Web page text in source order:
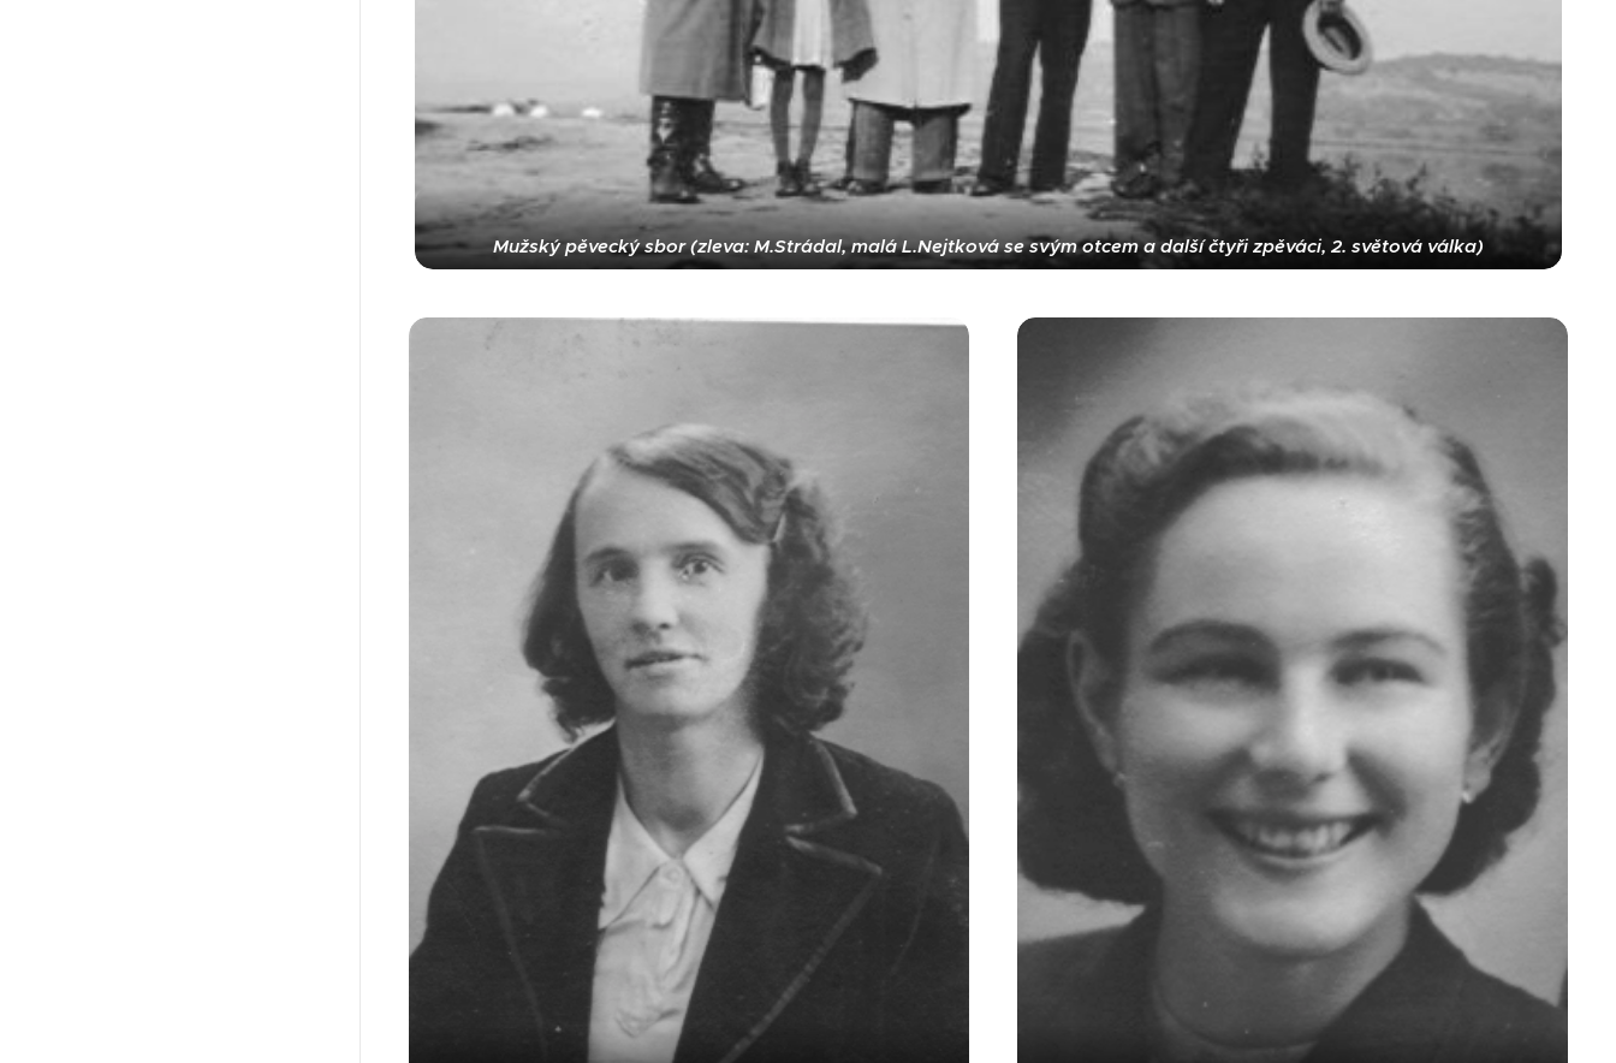
Mužský pěvecký sbor (zleva: M.Strádal, malá L.Nejtková se svým otcem a další čtyři zpěváci, 2. světová válka)